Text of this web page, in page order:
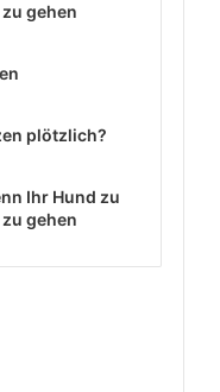
gehen
plötzlich?
Ihr Hund zu
gehen